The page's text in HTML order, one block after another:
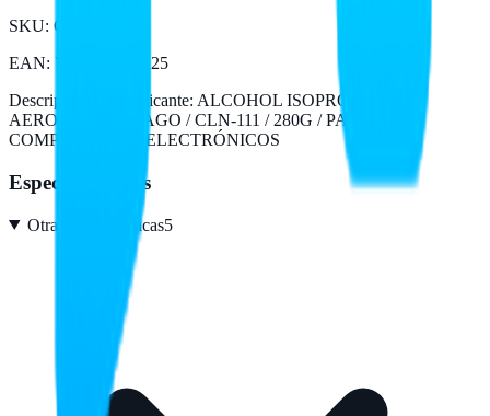
SKU: CLN-111
EAN: 7503056609225
Descripción del fabricante: ALCOHOL ISOPROPILICO
AEROSOL / VORAGO / CLN-111 / 280G / PARA
COMPONENTES ELECTRÓNICOS
Especificaciones
Otras características5